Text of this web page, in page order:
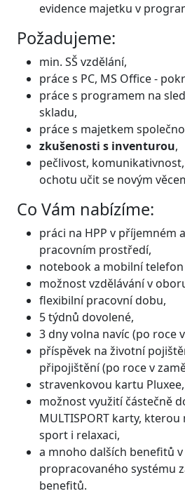
evidence majetku v
Požadujeme:
min. SŠ vzdělání,
práce s PC, MS Office -
práce s programem na
skladu,
práce s majetkem
zkušenosti s inventurou,
pečlivost,
ochotu učit se novým
Co Vám nabízíme:
práci na HPP v příjemném
pracovním prostředí,
notebook a mobilní
možnost vzdělávání v
flexibilní pracovní dobu,
5 týdnů dovolené,
3 dny volna navíc (po roce
příspěvek na životní
připojištění (po roce v
stravenkovou kartu Pluxee,
možnost využití částečně
MULTISPORT karty,
sport i relaxaci,
a mnoho dalších benefitů
propracovaného systému
benefitů.